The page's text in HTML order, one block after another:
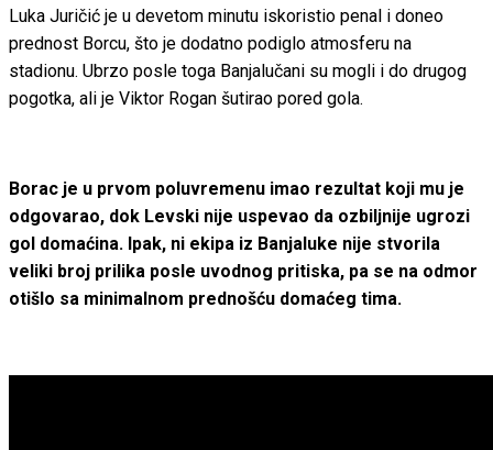
Luka Juričić je u devetom minutu iskoristio penal i doneo
prednost Borcu, što je dodatno podiglo atmosferu na
stadionu. Ubrzo posle toga Banjalučani su mogli i do drugog
pogotka, ali je Viktor Rogan šutirao pored gola.
Borac je u prvom poluvremenu imao rezultat koji mu je
odgovarao, dok Levski nije uspevao da ozbiljnije ugrozi
gol domaćina. Ipak, ni ekipa iz Banjaluke nije stvorila
veliki broj prilika posle uvodnog pritiska, pa se na odmor
otišlo sa minimalnom prednošću domaćeg tima.